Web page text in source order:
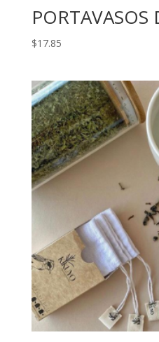
PORTAVASOS
$17.85